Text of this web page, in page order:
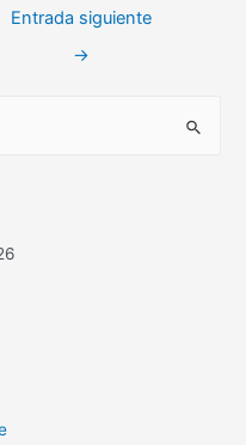
Entrada siguiente
→